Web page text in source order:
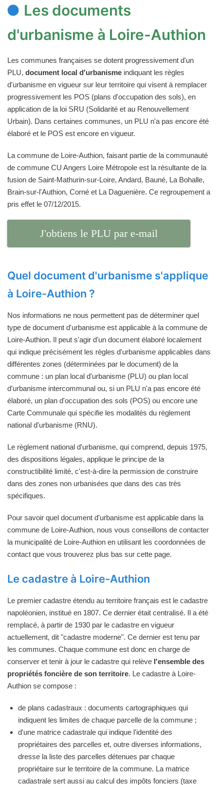
Les documents
d'urbanisme à Loire-Authion
Les communes françaises se dotent progressivement d'un
PLU, document local d'urbanisme indiquant les règles
d'urbanisme en vigueur sur leur territoire qui visent à remplacer
progressivement les POS (plans d'occupation des sols), en
application de la loi SRU (Solidarité et au Renouvellement
Urbain). Dans certaines communes, un PLU n'a pas encore été
élaboré et le POS est encore en vigueur.
La commune de Loire-Authion, faisant partie de la communauté
de commune CU Angers Loire Métropole est la résultante de la
fusion de Saint-Mathurin-sur-Loire, Andard, Bauné, La Bohalle,
Brain-sur-l'Authion, Corné et La Daguenière. Ce regroupement a
pris effet le 07/12/2015.
J'obtiens le PLU par e-mail
Quel document d'urbanisme s'applique
à Loire-Authion ?
Nos informations ne nous permettent pas de déterminer quel
type de document d'urbanisme est applicable à la commune de
Loire-Authion. Il peut s'agir d'un document élaboré localement
qui indique précisément les règles d'urbanisme applicables dans
différentes zones (déterminées par le document) de la
commune : un plan local d'urbanisme (PLU) ou plan local
d'urbanisme intercommunal ou, si un PLU n'a pas encore été
élaboré, un plan d'occupation des sols (POS) ou encore une
Carte Communale qui spécifie les modalités du règlement
national d'urbanisme (RNU).
Le règlement national d'urbanisme, qui comprend, depuis 1975,
des dispositions légales, applique le principe de la
constructibilité limité, c'est-à-dire la permission de construire
dans des zones non urbanisées que dans des cas très
spécifiques.
Pour savoir quel document d'urbanisme est applicable dans la
commune de Loire-Authion, nous vous conseillons de contacter
la municipalité de Loire-Authion en utilisant les coordonnées de
contact que vous trouverez plus bas sur cette page.
Le cadastre à Loire-Authion
Le premier cadastre étendu au territoire français est le cadastre
napoléonien, institué en 1807. Ce dernier était centralisé. Il a été
remplacé, à partir de 1930 par le cadastre en vigueur
actuellement, dit "cadastre moderne". Ce dernier est tenu par
les communes. Chaque commune est donc en charge de
conserver et tenir à jour le cadastre qui relève l'ensemble des
propriétés foncière de son territoire. Le cadastre à Loire-
Authion se compose :
de plans cadastraux : documents cartographiques qui
indiquent les limites de chaque parcelle de la commune ;
d'une matrice cadastrale qui indique l'identité des
propriétaires des parcelles et, outre diverses informations,
dresse la liste des parcelles détenues par chaque
propriétaire sur le territoire de la commune. La matrice
cadastrale sert aussi au calcul des impôts fonciers (taxe